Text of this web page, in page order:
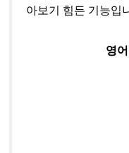
아보기 힘든 기능입
영어